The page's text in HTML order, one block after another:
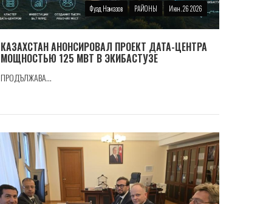
Фуад Намазов РАЙОНЫ Июн. 26 2026
КАЗАХСТАН АНОНСИРОВАЛ ПРОЕКТ ДАТА-ЦЕНТРА
МОЩНОСТЬЮ 125 МВТ В ЭКИБАСТУЗЕ
ПРОДЪЛЖАВА...